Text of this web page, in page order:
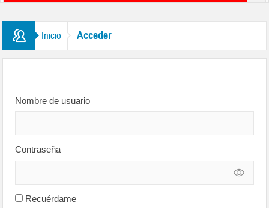
Inicio Acceder
Nombre de usuario
Contraseña
Recuérdame